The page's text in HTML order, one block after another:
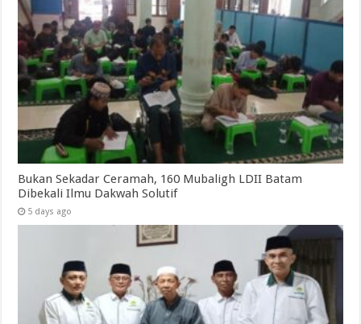
Bukan Sekadar Ceramah, 160 Mubaligh LDII Batam
Dibekali Ilmu Dakwah Solutif
5 days ago